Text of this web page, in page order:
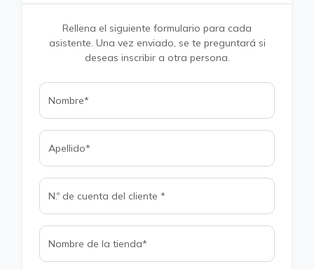
Rellena el siguiente formulario para cada
asistente. Una vez enviado, se te preguntará si
deseas inscribir a otra persona.